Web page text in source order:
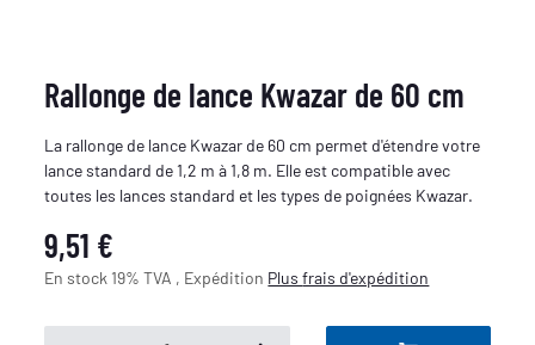
Rallonge de lance Kwazar de 60 cm
La rallonge de lance Kwazar de 60 cm permet d'étendre votre
lance standard de 1,2 m à 1,8 m. Elle est compatible avec
toutes les lances standard et les types de poignées Kwazar.
9,51 €
En stock 19% TVA , Expédition Plusfrais d'expédition